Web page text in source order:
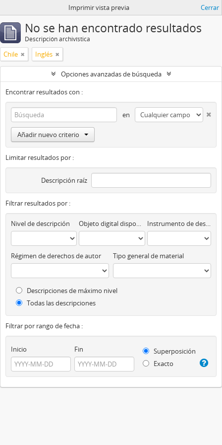
Imprimir vista previa Cerrar
No se han encontrado resultados
Descripción archivística
Chile Inglés
Opciones avanzadas de búsqueda
Encontrar resultados con :
en
Añadir nuevo criterio
Limitar resultados por :
Descripción raíz
Filtrar resultados por :
Nivel de descripción Objeto digital disponibles Instrumento de descripción
Régimen de derechos de autor Tipo general de material
Descripciones de máximo nivel
Todas las descripciones
Filtrar por rango de fecha :
Inicio Fin
Superposición
Exacto